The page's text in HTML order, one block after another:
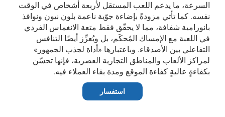
السرعة، ما يدعم اللعب المستقل لأربعة أشخاص في الوقت
نفسه. كما تأتي مزودةً بإضاءة جوّية ناعمة بلون نيون ونوافذ
بانورامية شفافة، مما لا يحقّق فقط متعة الانغماس الفردي
في اللعبة مع الإمساك المُحكَم، بل ويُعزِّز أيضًا التنافس
التفاعلي بين الأصدقاء. وباعتبارها «أداة لجذب الجمهور»
لمراكز الألعاب والمناطق التجارية العصرية، فإنها تحسّن
بكفاءةٍ عاليةٍ كفاءة الموقع ومدة بقاء العملاء فيه.
استفسار